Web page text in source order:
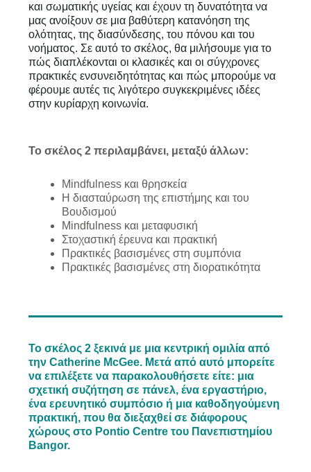
και σωματικής υγείας και έχουν τη δυνατότητα να
μας ανοίξουν σε μια βαθύτερη κατανόηση της
ολότητας, της διασύνδεσης, του πόνου και του
νοήματος. Σε αυτό το σκέλος,θα μιλήσουμε για το
πώς διαπλέκονται οι κλασικές και οι σύγχρονες
πρακτικές ενσυνειδητότητας και πώς μπορούμε να
φέρουμε αυτές τις λιγότερο συγκεκριμένες ιδέες
στην κυρίαρχη κοινωνία.
Το σκέλος 2 περιλαμβάνει, μεταξύ άλλων:
Mindfulness και θρησκεία
Η διασταύρωση της επιστήμης και του
Βουδισμού
Mindfulness και μεταφυσική
Στοχαστική έρευνα και πρακτική
Πρακτικές βασισμένες στη συμπόνια
Πρακτικές βασισμένες στη διορατικότητα
Το σκέλος 2 ξεκινά με μια κεντρική ομιλία από
την Catherine McGee. Μετά από αυτό μπορείτε
να επιλέξετε να παρακολουθήσετε είτε: μια
σχετική συζήτηση σε πάνελ, ένα εργαστήριο,
ένα ερευνητικό συμπόσιο ή μια καθοδηγούμενη
πρακτική, που θα διεξαχθεί σε διάφορους
χώρους στο Pontio Centre του Πανεπιστημίου
Bangor.